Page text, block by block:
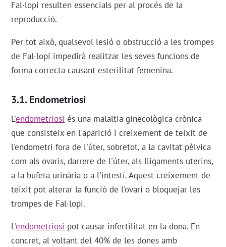
Fal·lopi resulten essencials per al procés de la
reproducció.
Per tot això, qualsevol lesió o obstrucció a les trompes
de Fal·lopi impedirà realitzar les seves funcions de
forma correcta causant esterilitat femenina.
Endometriosi
L'endometriosi és una malaltia ginecològica crònica
que consisteix en l'aparició i creixement de teixit de
l'endometri fora de l'úter, sobretot, a la cavitat pèlvica
com als ovaris, darrere de l'úter, als lligaments uterins,
a la bufeta urinària o a l'intestí. Aquest creixement de
teixit pot alterar la funció de l'ovari o bloquejar les
trompes de Fal·lopi.
L'endometriosi pot causar infertilitat en la dona. En
concret, al voltant del 40% de les dones amb